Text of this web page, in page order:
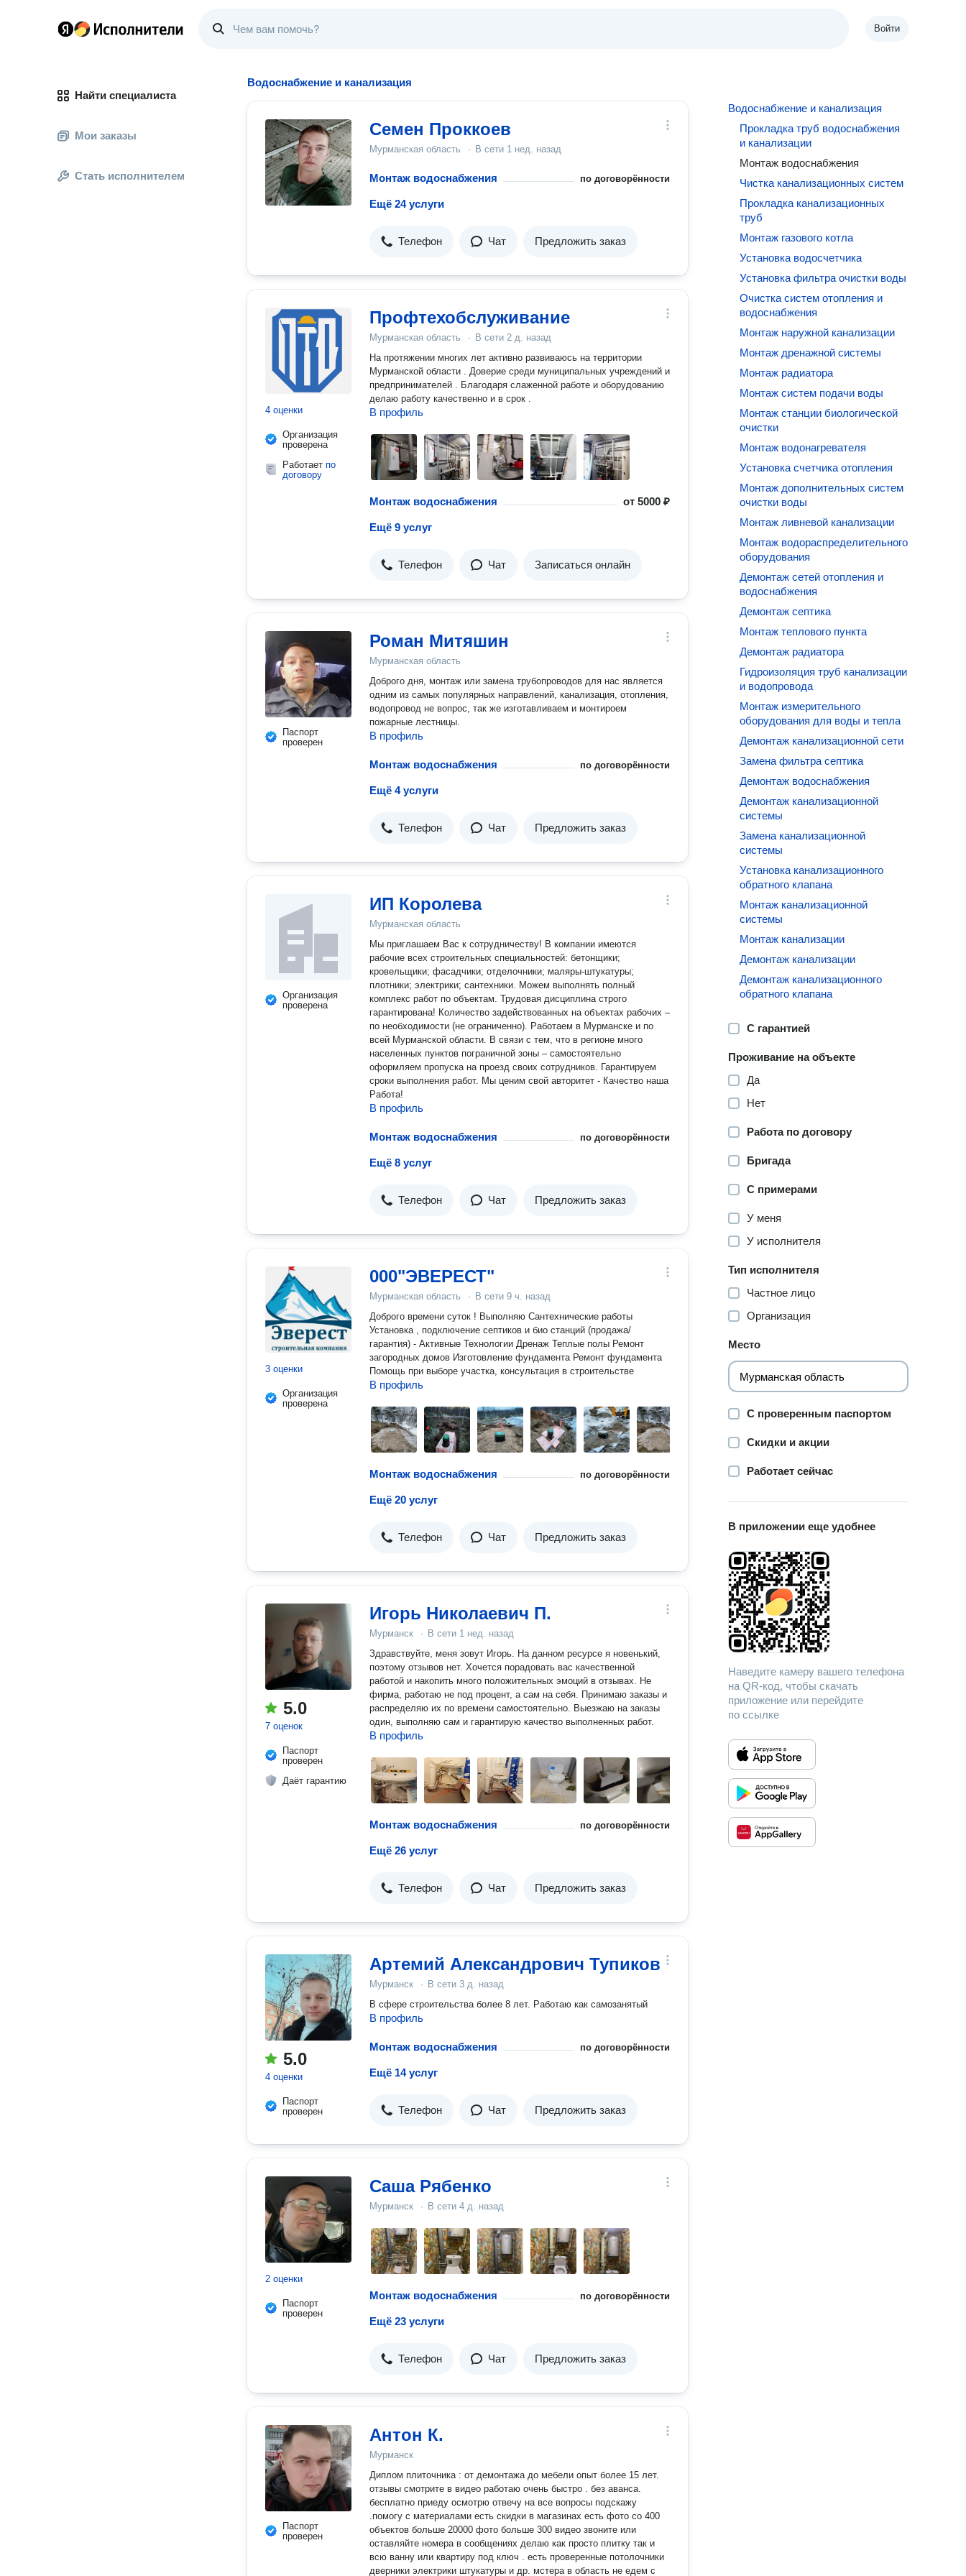
Войти
Найти специалиста
Мои заказы
Стать исполнителем
Водоснабжение и канализация
Семен Проккоев
Мурманская область · В сети 1 нед. назад
Монтаж водоснабжения по договорённости
Ещё 24 услуги
Телефон Чат Предложить заказ
4 оценки
Организация
проверена
Работает по
договору
Профтехобслуживание
Мурманская область · В сети 2 д. назад
На протяжении многих лет активно развиваюсь на территории
Мурманской области . Доверие среди муниципальных учреждений и
предпринимателей . Благодаря слаженной работе и оборудованию
делаю работу качественно и в срок .
В профиль
Монтаж водоснабжения от5000 ₽
Ещё 9 услуг
Телефон Чат Записаться онлайн
Паспорт
проверен
Роман Митяшин
Мурманская область
Доброго дня, монтаж или замена трубопроводов для нас является
одним из самых популярных направлений, канализация, отопления,
водопровод не вопрос, так же изготавливаем и монтироем
пожарные лестницы.
В профиль
Монтаж водоснабжения по договорённости
Ещё 4 услуги
Телефон Чат Предложить заказ
Организация
проверена
ИП Королева
Мурманская область
Мы приглашаем Вас к сотрудничеству! В компании имеются
рабочие всех строительных специальностей: бетонщики;
кровельщики; фасадчики; отделочники; маляры-штукатуры;
плотники; электрики; сантехники. Можем выполнять полный
комплекс работ по объектам. Трудовая дисциплина строго
гарантирована! Количество задействованных на объектах рабочих –
по необходимости (не ограниченно). Работаем в Мурманске и по
всей Мурманской области. В связи с тем, что в регионе много
населенных пунктов пограничной зоны – самостоятельно
оформляем пропуска на проезд своих сотрудников. Гарантируем
сроки выполнения работ. Мы ценим свой авторитет - Качество наша
Работа!
В профиль
Монтаж водоснабжения по договорённости
Ещё 8 услуг
Телефон Чат Предложить заказ
3 оценки
Организация
проверена
000"ЭВЕРЕСТ"
Мурманская область · В сети 9 ч. назад
Доброго времени суток ! Выполняю Сантехнические работы
Установка , подключение септиков и био станций (продажа/
гарантия) - Активные Технологии Дренаж Теплые полы Ремонт
загородных домов Изготовление фундамента Ремонт фундамента
Помощь при выборе участка, консультация в строительстве
В профиль
Монтаж водоснабжения по договорённости
Ещё 20 услуг
Телефон Чат Предложить заказ
5.0
7 оценок
Паспорт
проверен
Даёт гарантию
Игорь Николаевич П.
Мурманск · В сети 1 нед. назад
Здравствуйте, меня зовут Игорь. На данном ресурсе я новенький,
поэтому отзывов нет. Хочется порадовать вас качественной
работой и накопить много положительных эмоций в отзывах. Не
фирма, работаю не под процент, а сам на себя. Принимаю заказы и
распределяю их по времени самостоятельно. Выезжаю на заказы
один, выполняю сам и гарантирую качество выполненных работ.
В профиль
Монтаж водоснабжения по договорённости
Ещё 26 услуг
Телефон Чат Предложить заказ
5.0
4 оценки
Паспорт
проверен
Артемий Александрович Тупиков
Мурманск · В сети 3 д. назад
В сфере строительства более 8 лет. Работаю как самозанятый
В профиль
Монтаж водоснабжения по договорённости
Ещё 14 услуг
Телефон Чат Предложить заказ
2 оценки
Паспорт
проверен
Саша Рябенко
Мурманск · В сети 4 д. назад
Монтаж водоснабжения по договорённости
Ещё 23 услуги
Телефон Чат Предложить заказ
Паспорт
проверен
Антон К.
Мурманск
Диплом плиточника : от демонтажа до мебели опыт более 15 лет.
отзывы смотрите в видео работаю очень быстро . без аванса.
бесплатно приеду осмотрю отвечу на все вопросы подскажу
.помогу с материалами есть скидки в магазинах есть фото со 400
объектов больше 20000 фото больше 300 видео звоните или
оставляйте номера в сообщениях делаю как просто плитку так и
всю ванну или квартиру под ключ . есть проверенные потолочники
дверники электрики штукатуры и др. мстера в область не едем с
Водоснабжение и канализация
Прокладка труб водоснабжения
и канализации
Монтаж водоснабжения
Чистка канализационных систем
Прокладка канализационных
труб
Монтаж газового котла
Установка водосчетчика
Установка фильтра очистки воды
Очистка систем отопления и
водоснабжения
Монтаж наружной канализации
Монтаж дренажной системы
Монтаж радиатора
Монтаж систем подачи воды
Монтаж станции биологической
очистки
Монтаж водонагревателя
Установка счетчика отопления
Монтаж дополнительных систем
очистки воды
Монтаж ливневой канализации
Монтаж водораспределительного
оборудования
Демонтаж сетей отопления и
водоснабжения
Демонтаж септика
Монтаж теплового пункта
Демонтаж радиатора
Гидроизоляция труб канализации
и водопровода
Монтаж измерительного
оборудования для воды и тепла
Демонтаж канализационной сети
Замена фильтра септика
Демонтаж водоснабжения
Демонтаж канализационной
системы
Замена канализационной
системы
Установка канализационного
обратного клапана
Монтаж канализационной
системы
Монтаж канализации
Демонтаж канализации
Демонтаж канализационного
обратного клапана
С гарантией
Проживание на объекте
Да
Нет
Работа по договору
Бригада
С примерами
У меня
У исполнителя
Тип исполнителя
Частное лицо
Организация
Место
С проверенным паспортом
Скидки и акции
Работает сейчас
В приложении еще удобнее
Наведите камеру вашего телефона
на QR-код, чтобы скачать
приложение или перейдите
по ссылке